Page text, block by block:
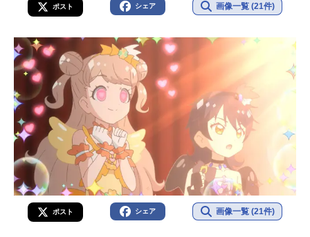
ポスト シェア 画像一覧 (21件)
ポスト シェア 画像一覧 (21件)